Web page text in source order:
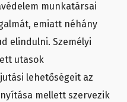
munkatársai
emiatt néhány
elindulni. Személyi
utasok
lehetőségeit az
mellett szervezik